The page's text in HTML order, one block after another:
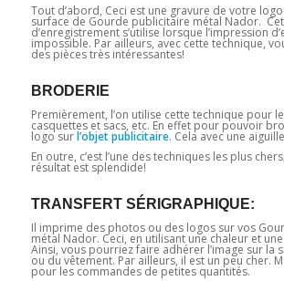
Tout d’abord, Ceci est une gravure de votre
surface de Gourde publicitaire métal Nador.
d’enregistrement s’utilise lorsque l’impression
impossible. Par ailleurs, avec cette technique,
des pièces très intéressantes!
BRODERIE
Premièrement, l’on utilise cette technique pour
casquettes et sacs, etc. En effet pour pouvoir
logo surl’objet publicitaire. Cela avec une
En outre, c’est l’une des techniques les plus
résultat est splendide!
TRANSFERT SÉRIGRAPHIQUE:
Il imprime des photos ou des logos sur vos
métal Nador. Ceci, en utilisant une chaleur et
Ainsi, vous pourriez faire adhérer l’image sur la
ou du vêtement. Par ailleurs, il est un peu cher.
pour les commandes de petites quantités.